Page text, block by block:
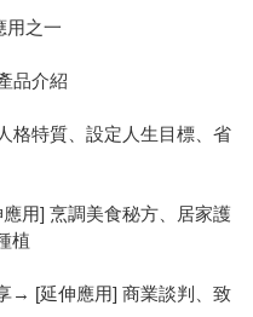
用之一
品介紹
格特質、設定人生目標、省
用] 烹調美食秘方、居家護
植
→ [延伸應用] 商業談判、致